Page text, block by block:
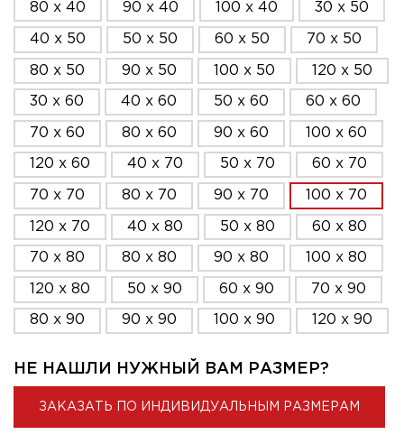
80 x 40 90 x 40 100 x 40 30 x 50
40 x 50 50 x 50 60 x 50 70 x 50
80 x 50 90 x 50 100 x 50 120 x 50
30 x 60 40 x 60 50 x 60 60 x 60
70 x 60 80 x 60 90 x 60 100 x 60
120 x 60 40 x 70 50 x 70 60 x 70
70 x 70 80 x 70 90 x 70 100 x 70
120 x 70 40 x 80 50 x 80 60 x 80
70 x 80 80 x 80 90 x 80 100 x 80
120 x 80 50 x 90 60 x 90 70 x 90
80 x 90 90 x 90 100 x 90 120 x 90
НЕ НАШЛИ НУЖНЫЙ ВАМ РАЗМЕР?
ЗАКАЗАТЬ ПО ИНДИВИДУАЛЬНЫМ РАЗМЕРАМ